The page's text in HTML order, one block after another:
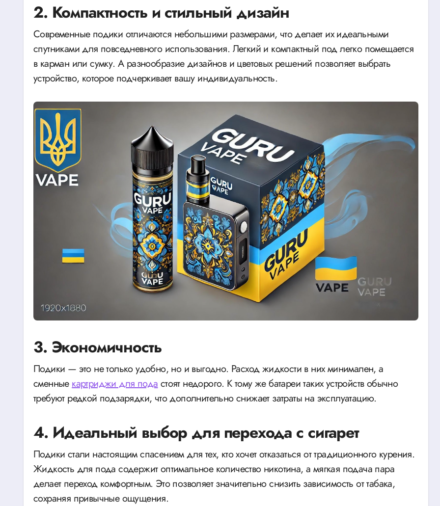
2. Компактность и стильный дизайн
Современные подики отличаются небольшими размерами, что делает их идеальными
спутниками для повседневного использования. Легкий и компактный под легко помещается
в карман или сумку. А разнообразие дизайнов и цветовых решений позволяет выбрать
устройство, которое подчеркивает вашу индивидуальность.
3. Экономичность
Подики — это не только удобно, но и выгодно. Расход жидкости в них минимален, а
сменныекартриджи для подастоят недорого. К тому же батареи таких устройств обычно
требуют редкой подзарядки, что дополнительно снижает затраты на эксплуатацию.
4. Идеальный выбор для перехода с сигарет
Подики стали настоящим спасением для тех, кто хочет отказаться от традиционного курения.
Жидкость для пода содержит оптимальное количество никотина, а мягкая подача пара
делает переход комфортным. Это позволяет значительно снизить зависимость от табака,
сохраняя привычные ощущения.